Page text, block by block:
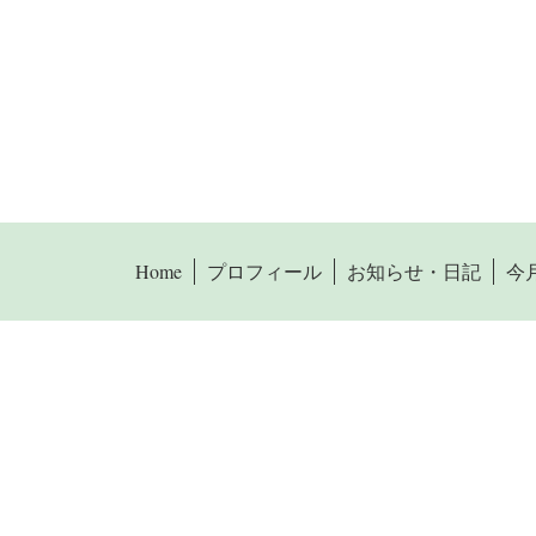
Home プロフィール お知らせ・日記 今